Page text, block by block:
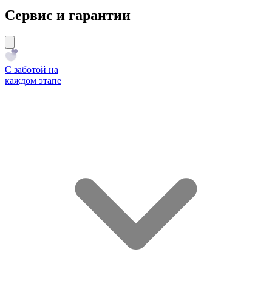
Сервис и гарантии
С заботой на
каждом этапе